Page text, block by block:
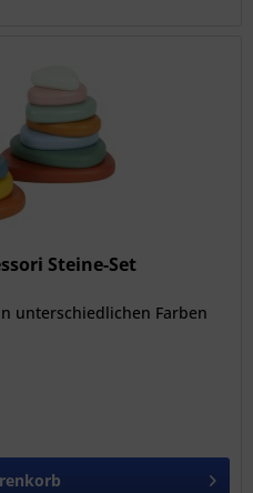
Steine-Set
unterschiedlichen Farben